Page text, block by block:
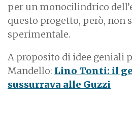
per un monocilindrico
questo progetto, però, non
sperimentale.
A proposito di idee geniali
Mandello: Lino Tonti: il
sussurrava alle Guzzi